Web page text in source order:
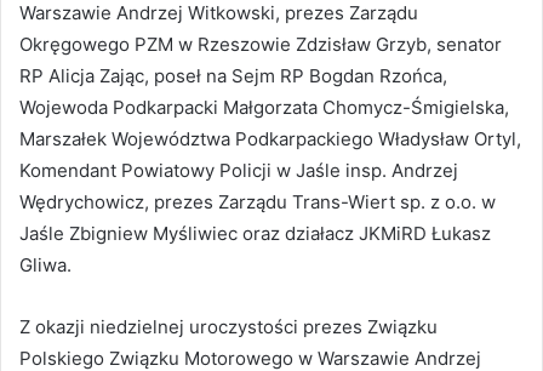
Warszawie Andrzej Witkowski, prezes Zarządu
Okręgowego PZM w Rzeszowie Zdzisław Grzyb, senator
RP Alicja Zając, poseł na Sejm RP Bogdan Rzońca,
Wojewoda Podkarpacki Małgorzata Chomycz-Śmigielska,
Marszałek Województwa Podkarpackiego Władysław Ortyl,
Komendant Powiatowy Policji w Jaśle insp. Andrzej
Wędrychowicz, prezes Zarządu Trans-Wiert sp. z o.o. w
Jaśle Zbigniew Myśliwiec oraz działacz JKMiRD Łukasz
Gliwa.
Z okazji niedzielnej uroczystości prezes Związku
Polskiego Związku Motorowego w Warszawie Andrzej